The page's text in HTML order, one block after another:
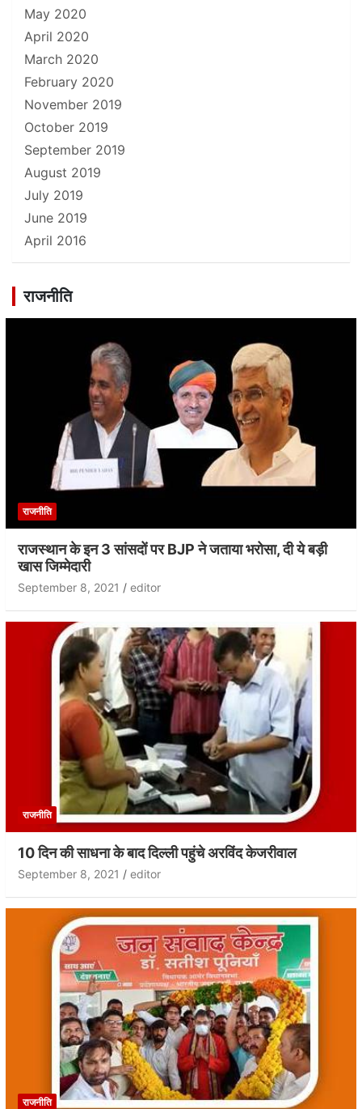
May 2020
April 2020
March 2020
February 2020
November 2019
October 2019
September 2019
August 2019
July 2019
June 2019
April 2016
राजनीति
राजनीति
राजस्थान के इन 3 सांसदों पर BJP ने जताया भरोसा, दी ये बड़ी
खास जिम्मेदारी
September 8, 2021 editor
राजनीति
10 दिन की साधना के बाद दिल्ली पहुंचे अरविंद केजरीवाल
September 8, 2021 editor
राजनीति